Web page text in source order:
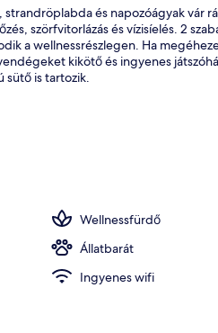
és napozóágyak vár
szörfvitorlázás és vízisíelés. 2
a wellnessrészlegen. Ha
kikötő és ingyenes
sütő is tartozik.
Wellnessfürdő
Állatbarát
Ingyenes wifi